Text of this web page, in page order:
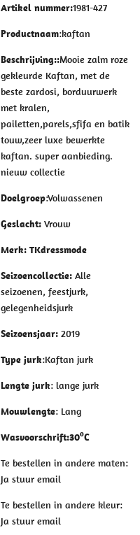
Artikel nummer:1981-427
Productnaam:kaftan
Beschrijving::Mooie zalm roze
gekleurde Kaftan, met de
beste zardosi, borduurwerk
met kralen,
pailetten,parels,sfifa en batik
touw,zeer luxe bewerkte
kaftan. super aanbieding.
nieuw collectie
Doelgroep:Volwassenen
Geslacht: Vrouw
Merk: TKdressmode
Seizoencollectie: Alle
seizoenen, feestjurk,
gelegenheidsjurk
Seizoensjaar: 2019
Type jurk:Kaftan jurk
Lengte jurk: lange jurk
Mouwlengte: Lang
Wasvoorschrift:30oC
Te bestellen in andere maten:
Ja stuur email
Te bestellen in andere kleur:
Ja stuur email